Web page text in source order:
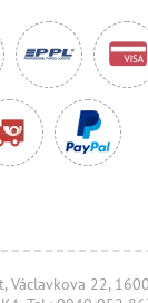
Václavkova 22,